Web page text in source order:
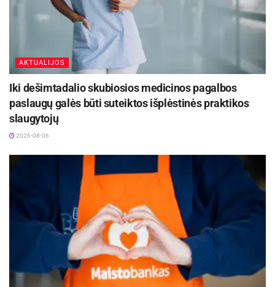
AKTUALIJOS
Iki dešimtadalio skubiosios medicinos pagalbos
paslaugų galės būti suteiktos išplėstinės praktikos
slaugytojų
2026-08-06